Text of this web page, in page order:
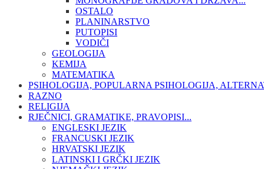
OSTALO
PLANINARSTVO
PUTOPISI
VODIČI
GEOLOGIJA
KEMIJA
MATEMATIKA
PSIHOLOGIJA, POPULARNA PSIHOLOGIJA,
RAZNO
RELIGIJA
RJEČNICI, GRAMATIKE, PRAVOPISI...
ENGLESKI JEZIK
FRANCUSKI JEZIK
HRVATSKI JEZIK
LATINSKI I GRČKI JEZIK